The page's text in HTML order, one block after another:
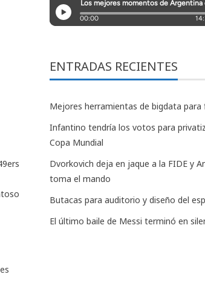
ENTRADAS RECIENTES
Mejores herramientas de bigdata para
Infantino tendría los votos para
Copa Mundial
Dvorkovich deja en jaque a la FIDE y
toma el mando
Butacas para auditorio y diseño del
El último baile de Messi terminó en